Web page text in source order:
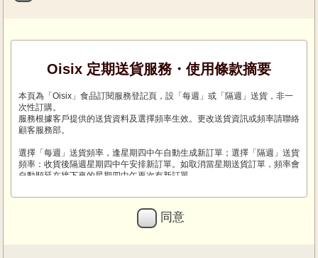
Oisix 定期送貨服務・使用條款摘要
本頁為「Oisix」食品訂閱服務登記頁，設「每週」或「隔週」送貨，非一
次性訂購。
服務根據客戶提供的送貨資料及選擇頻率生效。更改送貨資訊或頻率請聯絡
顧客服務部。
選擇「每週」送貨頻率，逢星期四中午自動生成新訂單；選擇「隔週」送貨
頻率：收貨後隔週星期四中午安排新訂單。如取消當星期送貨訂單，頻率會
自動順延在接下來的星期四中午再次有新訂單。
截單前辦理。
截單後，未取消而生效的訂單將按預設內容安排送貨。
登記時請提供清晰正確送貨地址，地址不完整可能取消訂單或服務。
同意